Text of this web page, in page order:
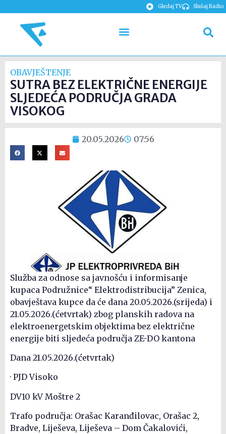
Gledaj TV Slušaj Radio
OBAVJEŠTENJE
SUTRA BEZ ELEKTRIČNE ENERGIJE
SLJEDEĆA PODRUČJA GRADA
VISOKOG
20.05.2026 07:56
Služba za odnose sa javnošću i informisanje
kupaca Podružnice“ Elektrodistribucija” Zenica,
obavještava kupce da će dana 20.05.2026.(srijeda) i
21.05.2026.(ćetvrtak) zbog planskih radova na
elektroenergetskim objektima bez električne
energije biti sljedeća područja ZE-DO kantona
Dana 21.05.2026.(ćetvrtak)
· PJD Visoko
DV10 kV Moštre 2
Trafo područja: Orašac Karanđilovac, Orašac 2,
Bradve, Liješeva, Liješeva – Dom Čakalovići,